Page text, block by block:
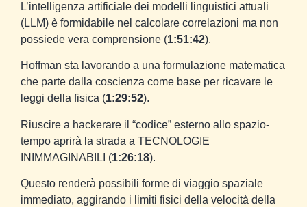
L’intelligenza artificiale dei modelli linguistici attuali
(LLM) è formidabile nel calcolare correlazioni ma non
possiede vera comprensione (1:51:42).
Hoffman sta lavorando a una formulazione matematica
che parte dalla coscienza come base per ricavare le
leggi della fisica (1:29:52).
Riuscire a hackerare il “codice” esterno allo spazio-
tempo aprirà la strada a TECNOLOGIE
INIMMAGINABILI (1:26:18).
Questo renderà possibili forme di viaggio spaziale
immediato, aggirando i limiti fisici della velocità della